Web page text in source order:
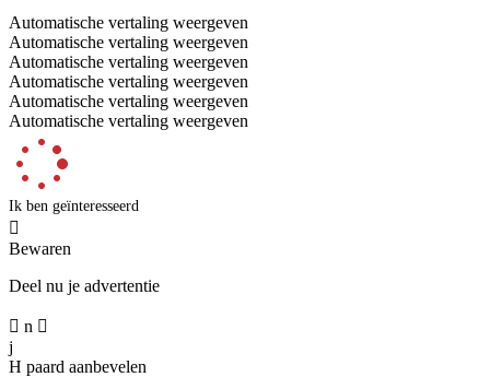
Automatische vertaling weergeven
Automatische vertaling weergeven
Automatische vertaling weergeven
Automatische vertaling weergeven
Automatische vertaling weergeven
Automatische vertaling weergeven
Ik ben geïnteresseerd

Bewaren
Deel nu je advertentie
 n 
j
H paard aanbevelen